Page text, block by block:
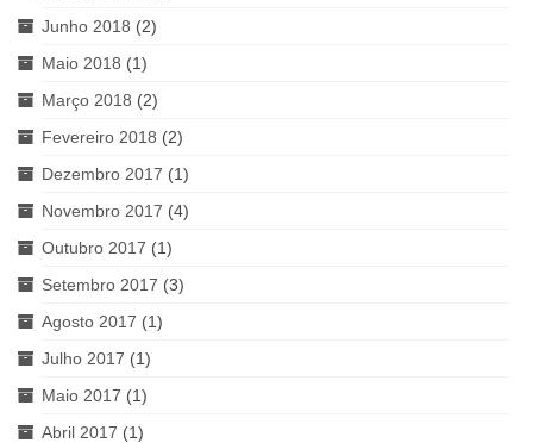
Junho 2018 (2)
Maio 2018 (1)
Março 2018 (2)
Fevereiro 2018 (2)
Dezembro 2017 (1)
Novembro 2017 (4)
Outubro 2017 (1)
Setembro 2017 (3)
Agosto 2017 (1)
Julho 2017 (1)
Maio 2017 (1)
Abril 2017 (1)